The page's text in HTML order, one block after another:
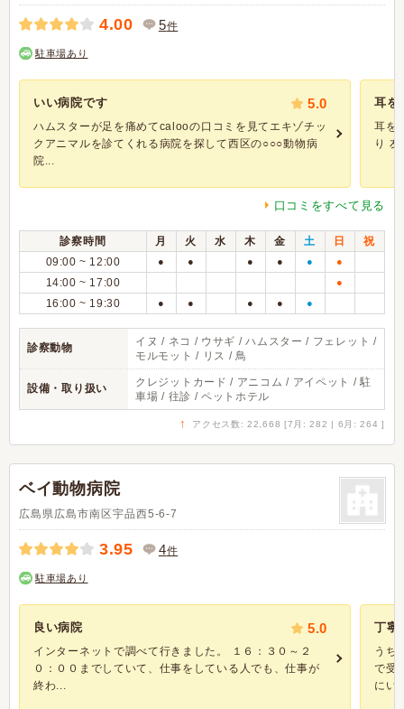
4.00 5件
駐車場あり
いい病院です 5.0
ハムスターが足を痛めてcalooの口コミを見てエキゾチッ
クアニマルを診てくれる病院を探して西区の○○○動物病
院...
耳を
耳を
り
口コミをすべて見る
診察時間 月 火 水 木 金 土 日
祝
09:00 ~ 12:00
● ● ● ● ● ●
14:00 ~ 17:00 ●
16:00 ~ 19:30 ● ● ● ● ●
診察動物
イヌ / ネコ / ウサギ / ハムスター / フェレット /
モルモット / リス / 鳥
設備・取り扱い
クレジットカード / アニコム / アイペット / 駐
車場 / 往診 / ペットホテル
↑ アクセス数: 22,668 [7月: 282 | 6月: 264 ]
ベイ動物病院
広島県広島市南区宇品西5-6-7
3.95 4件
駐車場あり
良い病院 5.0
インターネットで調べて行きました。 １６：３０～２
０：００までしていて、仕事をしている人でも、仕事が
終わ...
丁寧
うち
で受
にい